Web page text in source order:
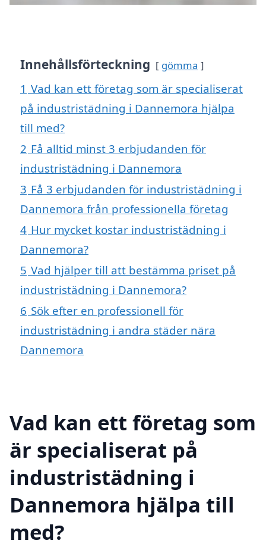
Innehållsförteckning gömma
1 Vad kan ett företag som är specialiserat
på industristädning i Dannemora hjälpa
till med?
2 Få alltid minst 3 erbjudanden för
industristädning i Dannemora
3 Få 3 erbjudanden för industristädning i
Dannemora från professionella företag
4 Hur mycket kostar industristädning i
Dannemora?
5 Vad hjälper till att bestämma priset på
industristädning i Dannemora?
6 Sök efter en professionell för
industristädning i andra städer nära
Dannemora
Vad kan ett företag som
är specialiserat på
industristädning i
Dannemora hjälpa till
med?